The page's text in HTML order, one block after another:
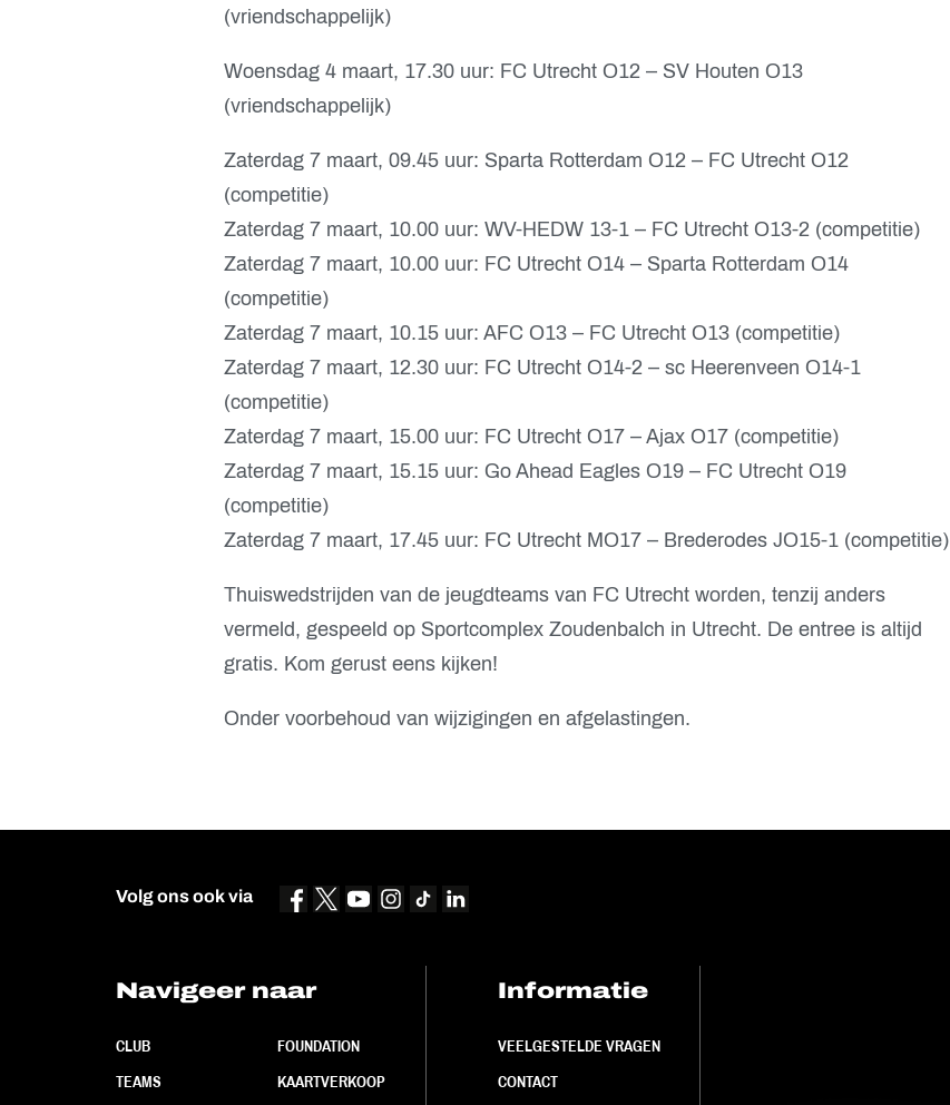
(vriendschappelijk)
Woensdag 4 maart, 17.30 uur: FC Utrecht O12 – SV Houten O13
(vriendschappelijk)
Zaterdag 7 maart, 09.45 uur: Sparta Rotterdam O12 – FC Utrecht O12
(competitie)
Zaterdag 7 maart, 10.00 uur: WV-HEDW 13-1 – FC Utrecht O13-2 (competitie)
Zaterdag 7 maart, 10.00 uur: FC Utrecht O14 – Sparta Rotterdam O14
(competitie)
Zaterdag 7 maart, 10.15 uur: AFC O13 – FC Utrecht O13 (competitie)
Zaterdag 7 maart, 12.30 uur: FC Utrecht O14-2 – sc Heerenveen O14-1
(competitie)
Zaterdag 7 maart, 15.00 uur: FC Utrecht O17 – Ajax O17 (competitie)
Zaterdag 7 maart, 15.15 uur: Go Ahead Eagles O19 – FC Utrecht O19
(competitie)
Zaterdag 7 maart, 17.45 uur: FC Utrecht MO17 – Brederodes JO15-1 (competitie)
Thuiswedstrijden van de jeugdteams van FC Utrecht worden, tenzij anders
vermeld, gespeeld op Sportcomplex Zoudenbalch in Utrecht. De entree is altijd
gratis. Kom gerust eens kijken!
Onder voorbehoud van wijzigingen en afgelastingen.
Volg ons ook via
Navigeer naar
CLUB
TEAMS
FOUNDATION
KAARTVERKOOP
Informatie
VEELGESTELDE VRAGEN
CONTACT